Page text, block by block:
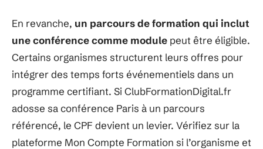
En revanche, un parcours de formation qui inclut
une conférence comme module peut être éligible.
Certains organismes structurent leurs offres pour
intégrer des temps forts événementiels dans un
programme certifiant. Si ClubFormationDigital.fr
adosse sa conférence Paris à un parcours
référencé, le CPF devient un levier. Vérifiez sur la
plateforme Mon Compte Formation si l’organisme et